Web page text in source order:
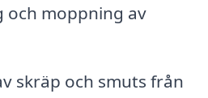
och moppning av
skräp och smuts från